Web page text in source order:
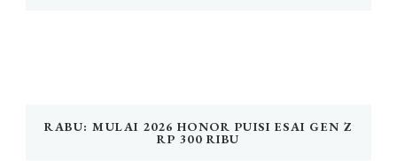
RABU: MULAI 2026 HONOR PUISI ESAI GEN Z
RP 300 RIBU